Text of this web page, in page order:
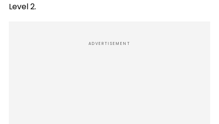
Level 2.
ADVERTISEMENT